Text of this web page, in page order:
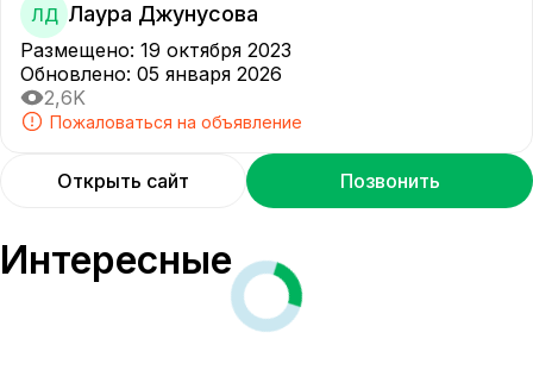
ЛД Лаура Джунусова
Размещено: 19 октября 2023
Обновлено: 05 января 2026
2,6K
Пожаловаться на объявление
Позвонить
Открыть сайт
Интересные